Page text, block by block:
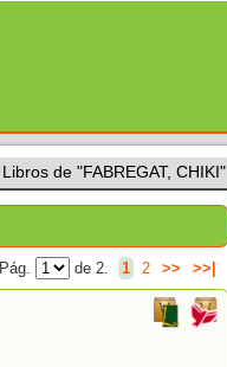
Libros de "FABREGAT, CHIKI"
Pág. de 2. 1 2 >> >>|